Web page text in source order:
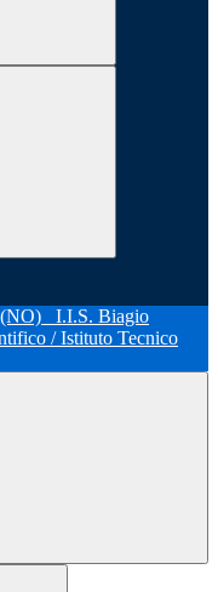
I.I.S. Biagio
/ Istituto Tecnico